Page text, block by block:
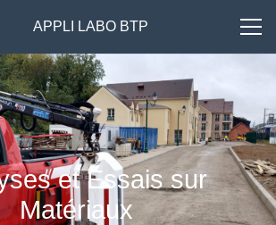
APPLI LABO BTP
et Essais sur
Matériaux